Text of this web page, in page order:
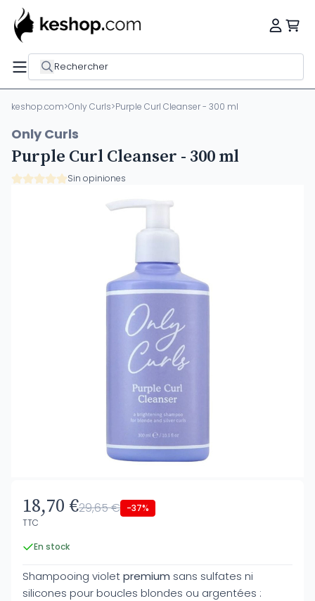
Rechercher
keshop.com>Only Curls>Purple Curl Cleanser - 300 ml
Only Curls
Purple Curl Cleanser - 300 ml
Sin opiniones
18,70 €29,65 € -37%
TTC
En stock
Shampooing violetpremium sans sulfates ni
silicones pour boucles blondes ou argentées :